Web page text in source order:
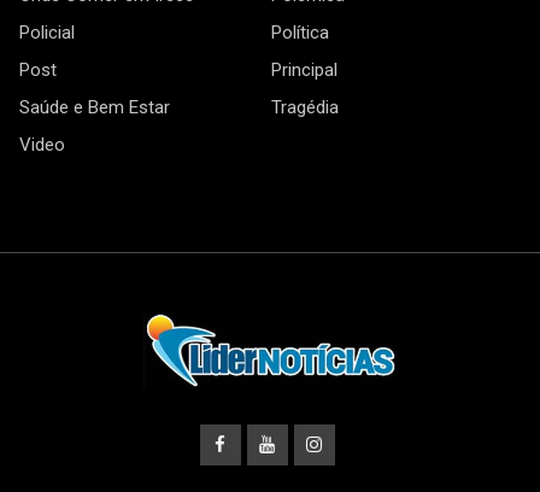
Policial
Política
Post
Principal
Saúde e Bem Estar
Tragédia
Video